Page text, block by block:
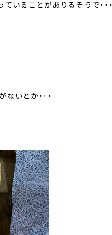
いることがありるそうで・・・
いとか・・・